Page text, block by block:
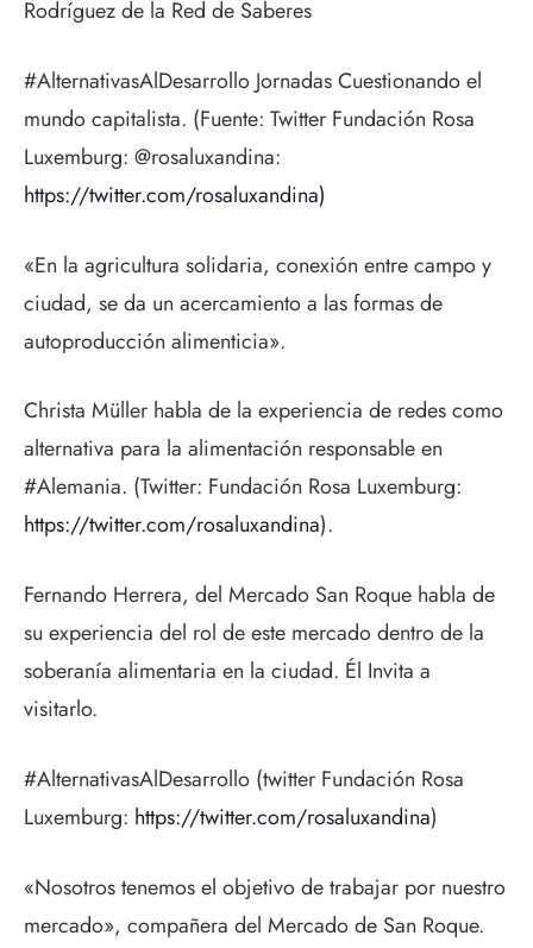
Rodríguez de la Red de Saberes
#AlternativasAlDesarrollo Jornadas Cuestionando el
mundo capitalista. (Fuente: Twitter Fundación Rosa
Luxemburg: @rosaluxandina:
https://twitter.com/rosaluxandina)
«En la agricultura solidaria, conexión entre campo y
ciudad, se da un acercamiento a las formas de
autoproducción alimenticia».
Christa Müller habla de la experiencia de redes como
alternativa para la alimentación responsable en
#Alemania. (Twitter: Fundación Rosa Luxemburg:
https://twitter.com/rosaluxandina).
Fernando Herrera, del Mercado San Roque habla de
su experiencia del rol de este mercado dentro de la
soberanía alimentaria en la ciudad. Él Invita a
visitarlo.
#AlternativasAlDesarrollo (twitter Fundación Rosa
Luxemburg: https://twitter.com/rosaluxandina)
«Nosotros tenemos el objetivo de trabajar por nuestro
mercado», compañera del Mercado de San Roque.